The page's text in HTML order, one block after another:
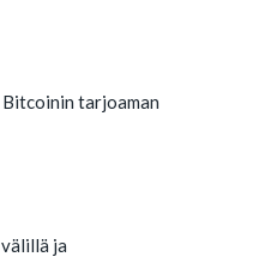
tarjoaman
ja